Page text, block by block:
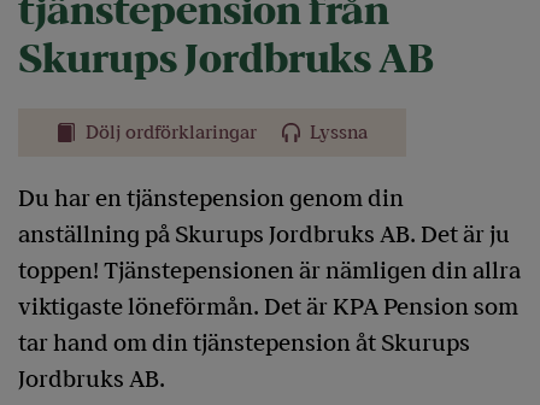
tjänstepension från
Skurups Jordbruks AB
Dölj ordförklaringar Lyssna
Du har en tjänstepension genom din
anställning på Skurups Jordbruks AB. Det är ju
toppen! Tjänstepensionen är nämligen din allra
viktigaste löneförmån. Det är KPA Pension som
tar hand om din tjänstepension åt Skurups
Jordbruks AB.